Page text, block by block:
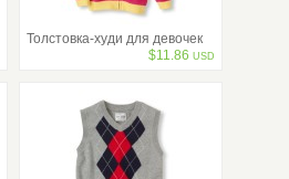
Толстовка-худи для девочек
$11.86 USD